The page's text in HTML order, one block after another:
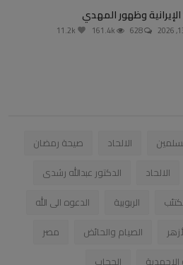
وظهور المهدي
الالحاد
صيحة رمضان
الالحاد
الدكتور عبدالله رشدى
الربوبية
الدعوه الى الله
الصيام والحائض
مصر
الحجاب